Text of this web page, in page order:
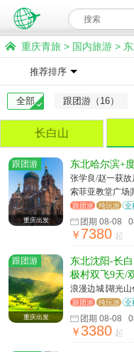
重庆青旅 > 国内旅游 >
推荐排序
全部 跟团游（16）
长白山
跟团游
重庆出发
东北哈尔滨+
张学良/赵一获故
索菲亚教堂广场
跟团游 纯玩游 全
团期 08-08
￥7380 起
跟团游
重庆出发
东北沈阳-长
极村双飞9天/
浪漫边城∣湖光
跟团游 纯玩游 全
团期 08-08
￥3380 起